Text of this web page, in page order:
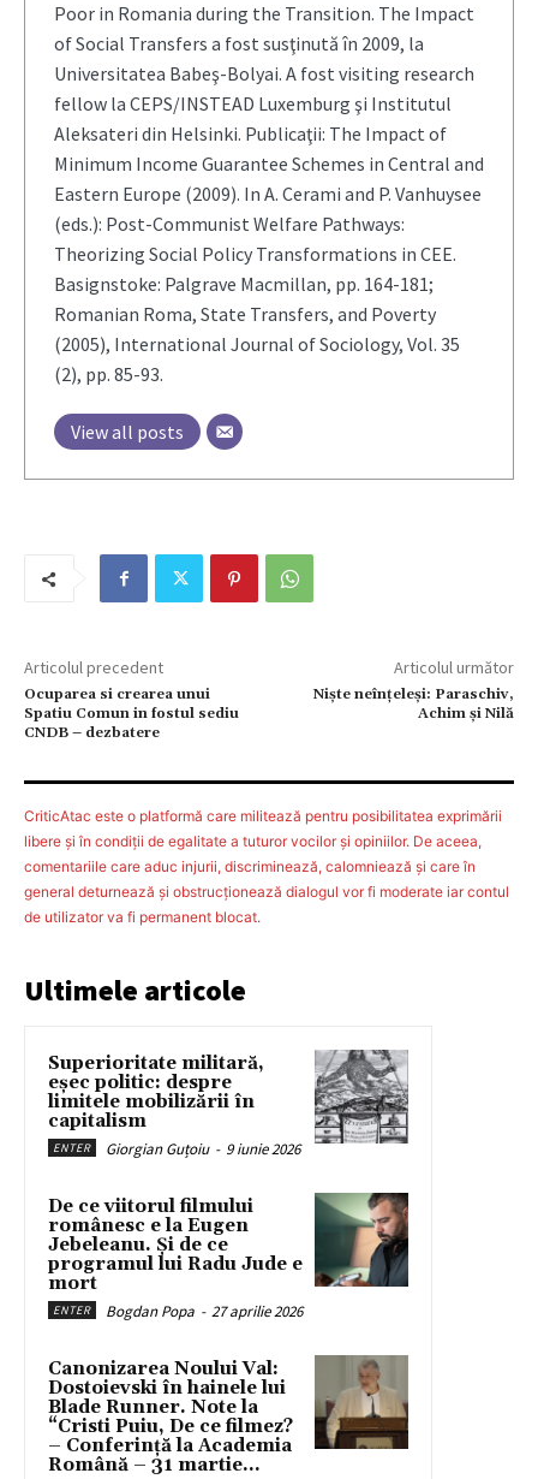
Poor in Romania during the Transition. The Impact
of Social Transfers a fost susţinută în 2009, la
Universitatea Babeş-Bolyai. A fost visiting research
fellow la CEPS/INSTEAD Luxemburg şi Institutul
Aleksateri din Helsinki. Publicaţii: The Impact of
Minimum Income Guarantee Schemes in Central and
Eastern Europe (2009). In A. Cerami and P. Vanhuysee
(eds.): Post-Communist Welfare Pathways:
Theorizing Social Policy Transformations in CEE.
Basignstoke: Palgrave Macmillan, pp. 164-181;
Romanian Roma, State Transfers, and Poverty
(2005), International Journal of Sociology, Vol. 35
(2), pp. 85-93.
View all posts
Articolul precedent
Ocuparea si crearea unui
Spatiu Comun in fostul sediu
CNDB – dezbatere
Articolul următor
Nişte neînţeleşi: Paraschiv,
Achim şi Nilă
CriticAtac este o platformă care militează pentru posibilitatea exprimării
libere şi în condiţii de egalitate a tuturor vocilor şi opiniilor. De aceea,
comentariile care aduc injurii, discriminează, calomniează şi care în
general deturnează şi obstrucţionează dialogul vor fi moderate iar contul
de utilizator va fi permanent blocat.
Ultimele articole
Superioritate militară,
eșec politic: despre
limitele mobilizării în
capitalism
ENTER Giorgian Guțoiu - 9 iunie 2026
De ce viitorul filmului
românesc e la Eugen
Jebeleanu. Și de ce
programul lui Radu Jude e
mort
ENTER Bogdan Popa - 27 aprilie 2026
Canonizarea Noului Val:
Dostoievski în hainele lui
Blade Runner. Note la
“Cristi Puiu, De ce filmez?
– Conferință la Academia
Română – 31 martie...